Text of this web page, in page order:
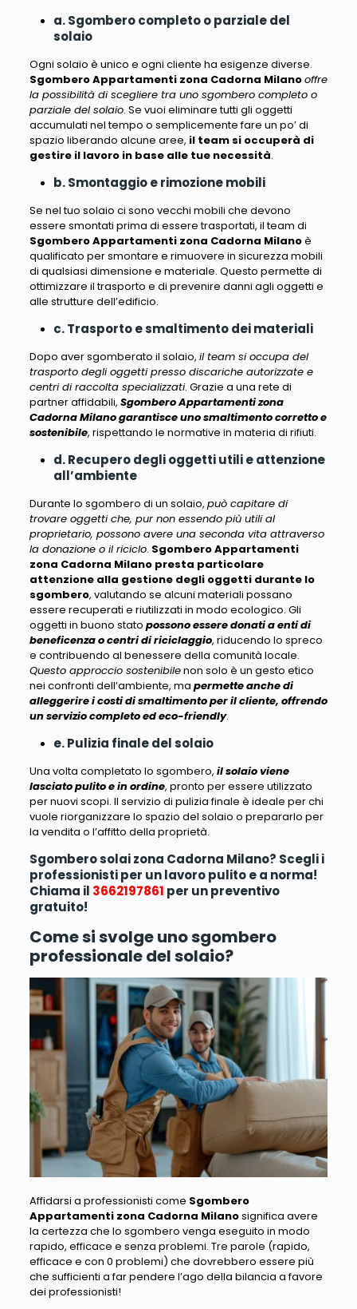
a. Sgombero completo o parziale del
solaio
Ogni solaio è unico e ogni cliente ha esigenze diverse.
Sgombero Appartamenti zona Cadorna Milanooffre
la possibilità di scegliere tra uno sgombero completo o
parziale del solaio. Se vuoi eliminare tutti gli oggetti
accumulati nel tempo o semplicemente fare un po’ di
spazio liberando alcune aree, il team si occuperà di
gestire il lavoro in base alle tue necessità.
b. Smontaggio e rimozione mobili
Se nel tuo solaio ci sono vecchi mobili che devono
essere smontati prima di essere trasportati, il team di
Sgombero Appartamenti zona Cadorna Milanoè
qualificato per smontare e rimuovere in sicurezza mobili
di qualsiasi dimensione e materiale. Questo permette di
ottimizzare il trasporto e di prevenire danni agli oggetti e
alle strutture dell’edificio.
c. Trasporto e smaltimento dei materiali
Dopo aver sgomberato il solaio, il team si occupa del
trasporto degli oggetti presso discariche autorizzate e
centri di raccolta specializzati. Grazie a una rete di
partner affidabili, Sgombero Appartamenti zona
Cadorna Milano garantisce uno smaltimento corretto e
sostenibile, rispettando le normative in materia di rifiuti.
d. Recupero degli oggetti utili e attenzione
all’ambiente
Durante lo sgombero di un solaio, può capitare di
trovare oggetti che, pur non essendo più utili al
proprietario, possono avere una seconda vita attraverso
la donazione o il riciclo. Sgombero Appartamenti
zona Cadorna Milano presta particolare
attenzione alla gestione degli oggetti durante lo
sgombero, valutando se alcuni materiali possano
essere recuperati e riutilizzati in modo ecologico. Gli
oggetti in buono stato possono essere donati a enti di
beneficenza o centri di riciclaggio, riducendo lo spreco
e contribuendo al benessere della comunità locale.
Questo approccio sostenibilenon solo è un gesto etico
nei confronti dell’ambiente, ma permette anche di
alleggerire i costi di smaltimento per il cliente, offrendo
un servizio completo ed eco-friendly.
e. Pulizia finale del solaio
Una volta completato lo sgombero, il solaio viene
lasciato pulito e in ordine, pronto per essere utilizzato
per nuovi scopi. Il servizio di pulizia finale è ideale per chi
vuole riorganizzare lo spazio del solaio o prepararlo per
la vendita o l’affitto della proprietà.
Sgombero solai zona Cadorna Milano? Scegli i
professionisti per un lavoro pulito e a norma!
Chiama il 3662197861 per un preventivo
gratuito!
Come si svolge uno sgombero
professionale del solaio?
Affidarsi a professionisti come Sgombero
Appartamenti zona Cadorna Milanosignifica avere
la certezza che lo sgombero venga eseguito in modo
rapido, efficace e senza problemi. Tre parole (rapido,
efficace e con 0 problemi) che dovrebbero essere più
che sufficienti a far pendere l’ago della bilancia a favore
dei professionisti!